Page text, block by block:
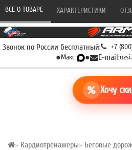
Звонок по России бесплатный: +7
●Макс ● E-mail:
Хочу
Кардиотренажеры Беговые
ВСЕ О ТОВАРЕ ХАРАКТЕРИСТИКИ